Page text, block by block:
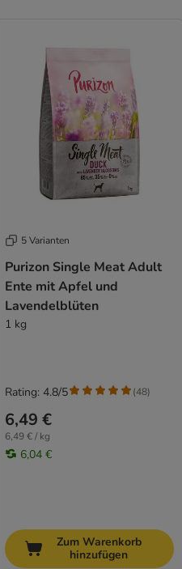
5 Varianten
Purizon Single Meat Adult
Ente mit Apfel und
Lavendelblüten
1 kg
6,49 €
6,49 € / kg
6,04 €
Rating: 4.8/5 (48)
Zum Warenkorb
hinzufügen